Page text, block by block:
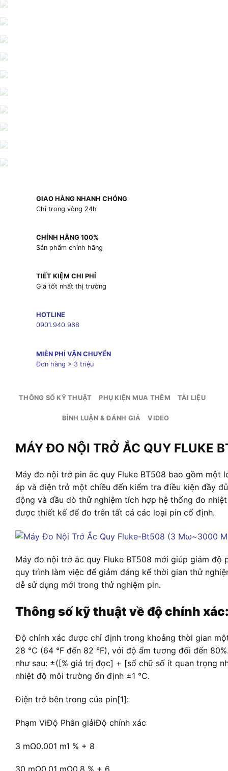
GIAO HÀNG NHANH CHÓNG
Chỉ trong vòng 24h
CHÍNH HÃNG 100%
Sản phẩm chính hãng
TIẾT KIỆM CHI PHÍ
Giá tốt nhất thị trường
HOTLINE
0901.940.968
MIỄN PHÍ VẬN CHUYỂN
Đơn hàng > 3 triệu
THÔNG SỐ KỸ THUẬT PHỤ KIỆN MUA THÊM TÀI LIỆU
BÌNH LUẬN & ĐÁNH GIÁ VIDEO
MÁY ĐO NỘI TRỞ ẮC QUY FLUKE
Máy đo nội trở pin ắc quy Fluke BT508 bao gồm một
áp và điện trở một chiều đến kiểm tra điều kiện đầy
động và đầu dò thử nghiệm tích hợp hệ thống đo
được thiết kế để đo trên tất cả các loại pin cố định.
Máy đo nội trở ắc quy Fluke BT508 mới giúp giảm độ
quy trình làm việc để giảm đáng kể thời gian thử
dễ sử dụng mới trong thử nghiệm pin.
Thông số kỹ thuật về độ chính
Độ chính xác được chỉ định trong khoảng thời gian
28 °C (64 °F đến 82 °F), với độ ẩm tương đối đến
như sau: ±([% giá trị đọc] + [số chữ số ít quan trọng
nhiệt độ môi trường ổn định ±1 °C.
Điện trở bên trong của pin[1]:
Phạm ViĐộ Phân giảiĐộ chính xác
3 mΩ0.001 m1 % + 8